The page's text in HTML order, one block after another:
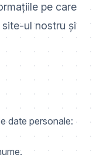
pe care
ul nostru și
date personale: